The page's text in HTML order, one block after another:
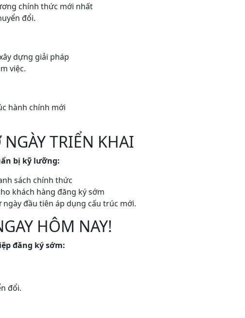
chính thức mới nhất
đổi.
dựng giải pháp
việc.
hành chính mới
TRIỂN KHAI
bị kỹ lưỡng:
sách chính thức
khách hàng đăng ký sớm
đầu tiên áp dụng cấu trúc mới.
HÔM NAY!
đăng ký sớm:
đổi.